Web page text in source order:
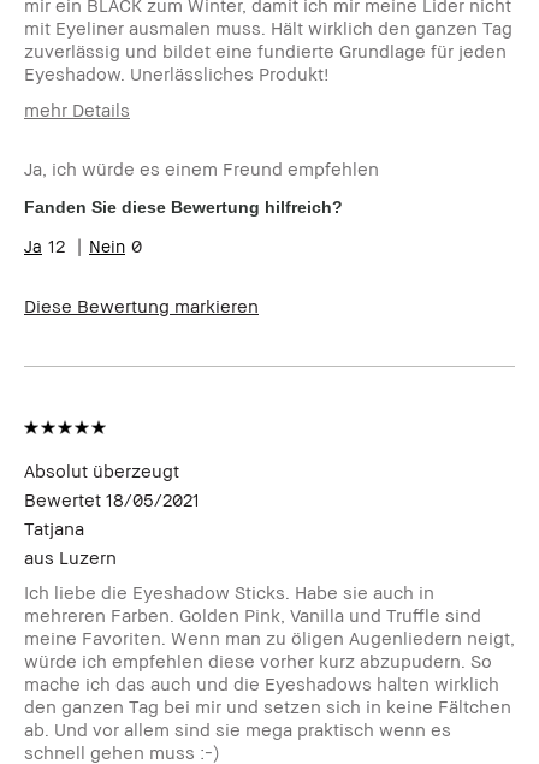
mir ein BLACK zum Winter, damit ich mir meine Lider nicht
mit Eyeliner ausmalen muss. Hält wirklich den ganzen Tag
zuverlässig und bildet eine fundierte Grundlage für jeden
Eyeshadow. Unerlässliches Produkt!
mehr Details
Hauttyp
Extra Trocken
Hautton
Sehr hell - Hell
Produktvorteile
Ja, ich würde es einem Freund empfehlen
Fanden Sie diese Bewertung hilfreich?
12 0
Diese Bewertung markieren
Absolut überzeugt
Bewertet 18/05/2021
Tatjana
aus Luzern
Ich liebe die Eyeshadow Sticks. Habe sie auch in
mehreren Farben. Golden Pink, Vanilla und Truffle sind
meine Favoriten. Wenn man zu öligen Augenliedern neigt,
würde ich empfehlen diese vorher kurz abzupudern. So
mache ich das auch und die Eyeshadows halten wirklich
den ganzen Tag bei mir und setzen sich in keine Fältchen
ab. Und vor allem sind sie mega praktisch wenn es
schnell gehen muss :-)